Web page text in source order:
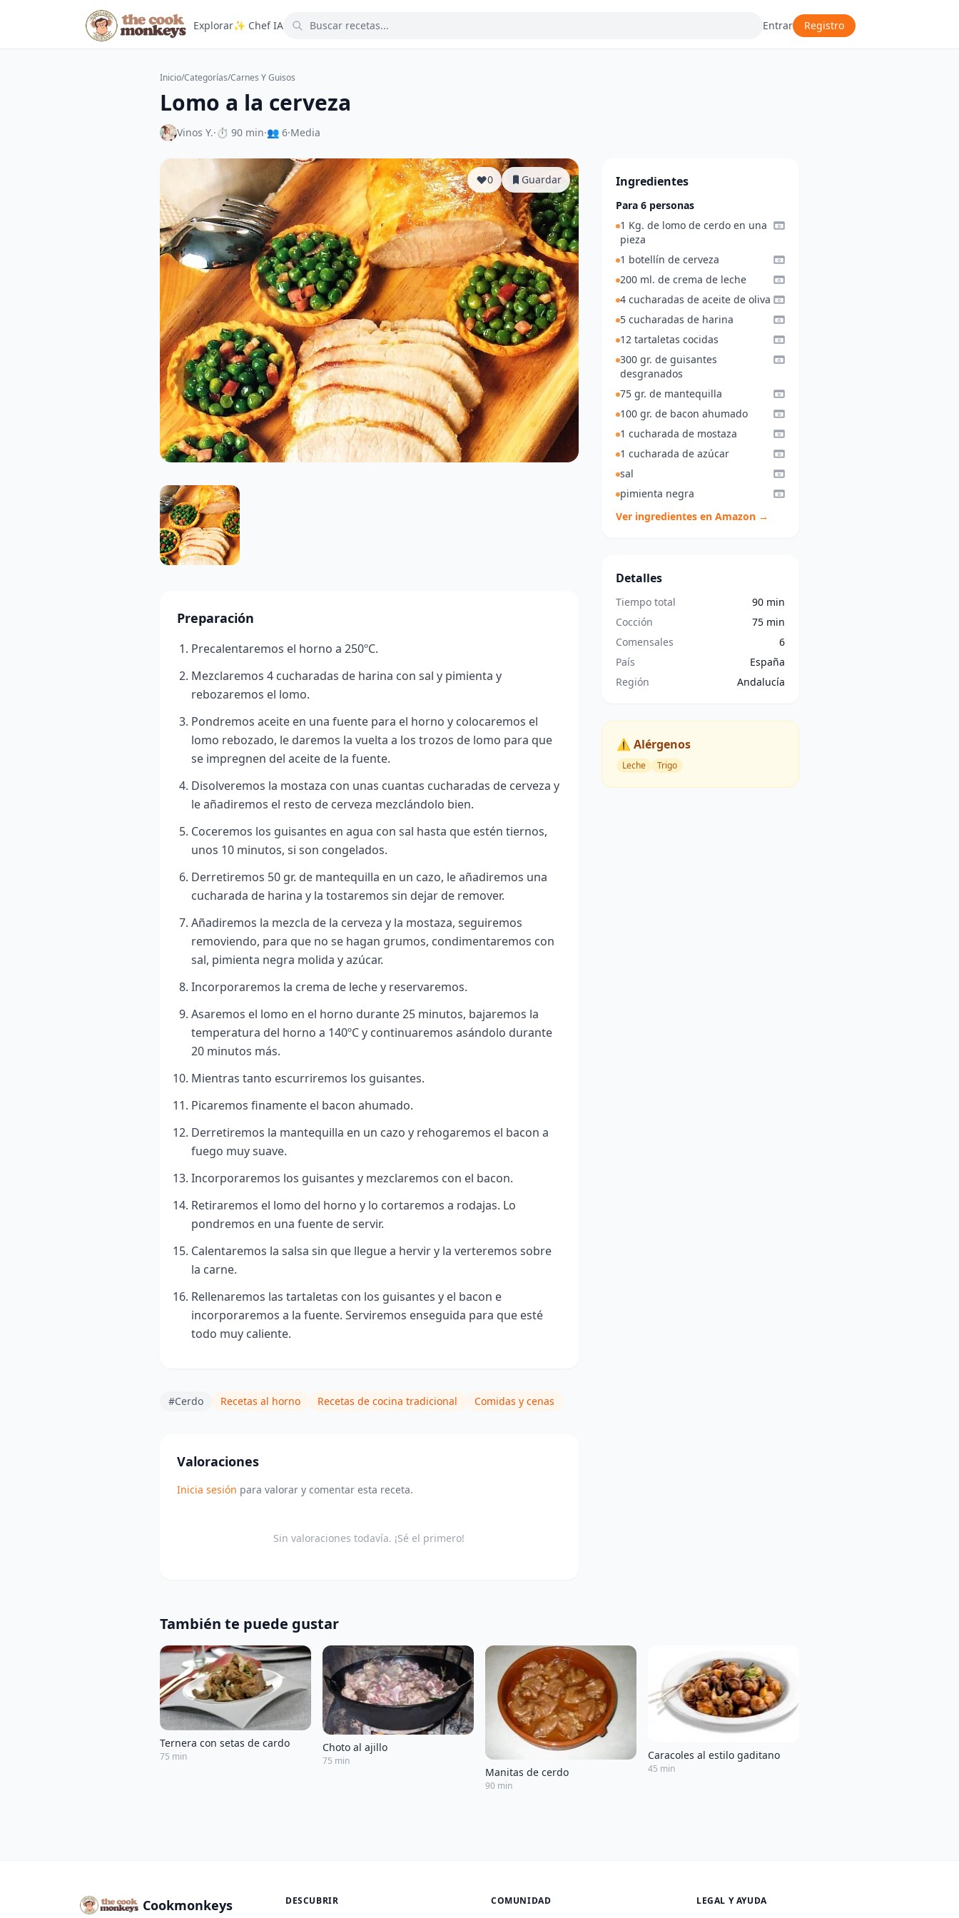
Explorar✨ Chef IA Entrar Registro
Inicio/Categorías/Carnes Y Guisos
Lomo a la cerveza
Vinos Y.·⏱ 90 min·👥 6·Media
0 Guardar
Preparación
Precalentaremos el horno a 250ºC.
Mezclaremos 4 cucharadas de harina con sal y pimienta y
rebozaremos el lomo.
Pondremos aceite en una fuente para el horno y colocaremos el
lomo rebozado, le daremos la vuelta a los trozos de lomo para que
se impregnen del aceite de la fuente.
Disolveremos la mostaza con unas cuantas cucharadas de cerveza y
le añadiremos el resto de cerveza mezclándolo bien.
Coceremos los guisantes en agua con sal hasta que estén tiernos,
unos 10 minutos, si son congelados.
Derretiremos 50 gr. de mantequilla en un cazo, le añadiremos una
cucharada de harina y la tostaremos sin dejar de remover.
Añadiremos la mezcla de la cerveza y la mostaza, seguiremos
removiendo, para que no se hagan grumos, condimentaremos con
sal, pimienta negra molida y azúcar.
Incorporaremos la crema de leche y reservaremos.
Asaremos el lomo en el horno durante 25 minutos, bajaremos la
temperatura del horno a 140ºC y continuaremos asándolo durante
20 minutos más.
Mientras tanto escurriremos los guisantes.
Picaremos finamente el bacon ahumado.
Derretiremos la mantequilla en un cazo y rehogaremos el bacon a
fuego muy suave.
Incorporaremos los guisantes y mezclaremos con el bacon.
Retiraremos el lomo del horno y lo cortaremos a rodajas. Lo
pondremos en una fuente de servir.
Calentaremos la salsa sin que llegue a hervir y la verteremos sobre
la carne.
Rellenaremos las tartaletas con los guisantes y el bacon e
incorporaremos a la fuente. Serviremos enseguida para que esté
todo muy caliente.
#Cerdo Recetas al horno Recetas de cocina tradicional Comidas y cenas
Valoraciones
Inicia sesión para valorar y comentar esta receta.
Sin valoraciones todavía. ¡Sé el primero!
Ingredientes
Para 6 personas
1 Kg. de lomo de cerdo en una
pieza
1 botellín de cerveza
200 ml. de crema de leche
4 cucharadas de aceite de oliva
5 cucharadas de harina
12 tartaletas cocidas
300 gr. de guisantes
desgranados
75 gr. de mantequilla
100 gr. de bacon ahumado
1 cucharada de mostaza
1 cucharada de azúcar
sal
pimienta negra
Ver ingredientes en Amazon →
Detalles
Tiempo total
90 min
Cocción
75 min
Comensales
6
País
España
Región
Andalucía
⚠️ Alérgenos
Leche Trigo
También te puede gustar
Ternera con setas de cardo
75 min
Choto al ajillo
75 min
Manitas de cerdo
90 min
Caracoles al estilo gaditano
45 min
Cookmonkeys DESCUBRIR COMUNIDAD LEGAL Y AYUDA